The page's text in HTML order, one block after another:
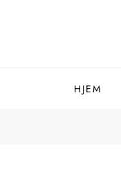
HJEM